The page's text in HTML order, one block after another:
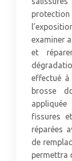
protection
examiner
et
effectué à
brosse
fissures
réparées
de
permettra